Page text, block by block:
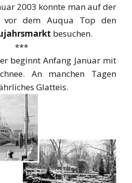
2003 konnte man auf der
vor dem Auqua Top den
besuchen.
***
beginnt Anfang Januar mit
An manchen Tagen
Glatteis.